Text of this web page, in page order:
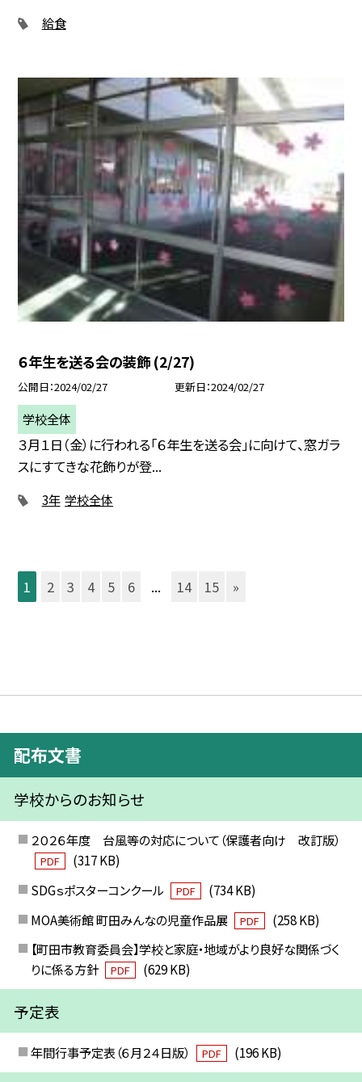
給食
６年生を送る会の装飾 (2/27)
公開日 2024/02/27 更新日 2024/02/27
学校全体
３月１日（金）に行われる「６年生を送る会」に向けて、窓ガラ
スにすてきな花飾りが登...
3年 学校全体
1 2 3 4 5 6 ... 14 15 »
配布文書
学校からのお知らせ
２０２６年度 台風等の対応について（保護者向け 改訂版）
PDF
(317 KB)
SDGｓポスターコンクール
PDF
(734 KB)
MOA美術館 町田みんなの児童作品展
PDF
(258 KB)
【町田市教育委員会】学校と家庭・地域がより良好な関係づく
りに係る方針
PDF (629 KB)
予定表
年間行事予定表（６月２４日版） PDF (196 KB)